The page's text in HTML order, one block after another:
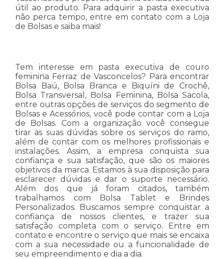
útil ao produto. Para adquirir a pasta executiva
não perca tempo, entre em contato com a Loja
de Bolsas e saiba mais!
Tem interesse em pasta executiva de couro
feminina Ferraz de Vasconcelos? Para encontrar
Bolsa Baú, Bolsa Branca e Biquíni de Crochê,
Bolsa Transversal, Bolsa Feminina, Bolsa Sacola,
entre outras opções de serviços do segmento de
Bolsas e Acessórios, você pode contar com a Loja
de Bolsas. Com a organização você consegue
tirar as suas dúvidas sobre os serviços do ramo,
além de contar com os melhores profissionais e
instalações. Assim, a empresa conquista sua
confiança e sua satisfação, que são os maiores
objetivos da marca. Estamos à sua disposição para
esclarecer dúvidas e dar o suporte necessário.
Além dos que já foram citados, também
trabalhamos com Bolsa Tablet e Brindes
Personalizados. Buscamos sempre conquistar a
confiança de nossos clientes, e trazer sua
satisfação completa com o serviço. Entre em
contato e encontre o serviço que mais se encaixa
com a sua necessidade ou a funcionalidade de
seu empreendimento e dia a dia.